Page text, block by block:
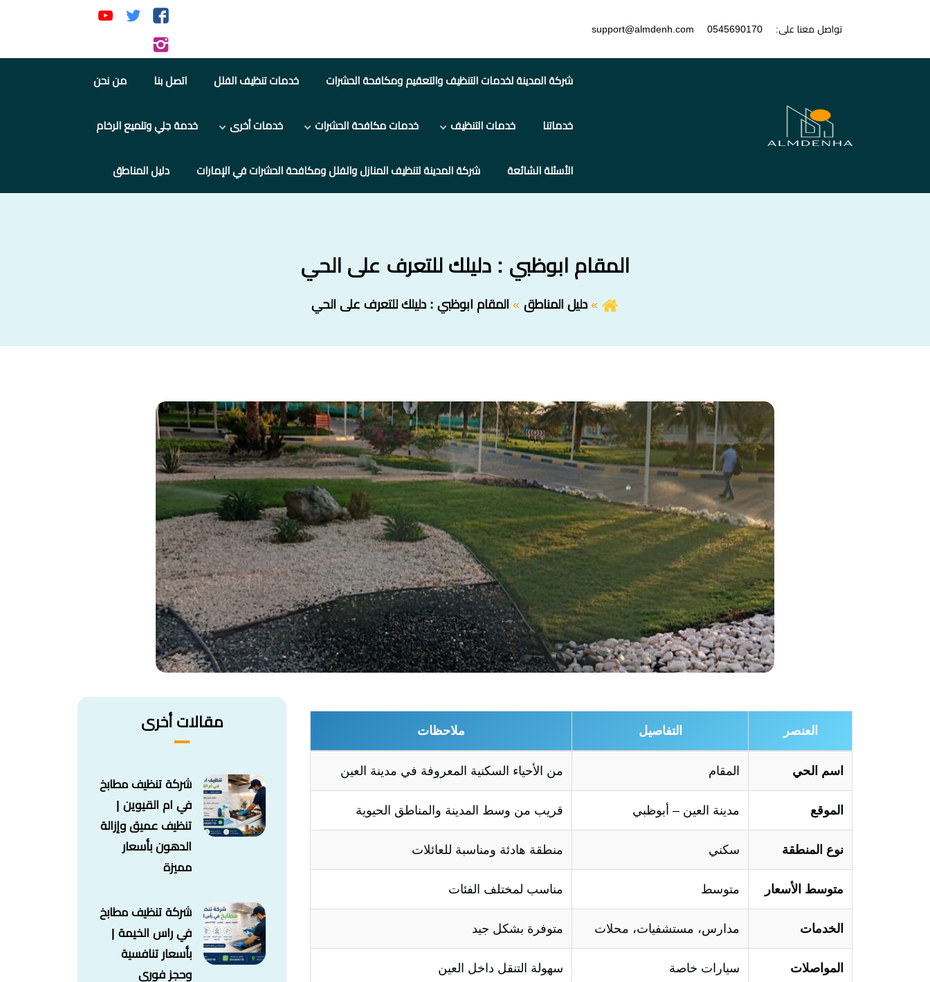
تواصل معنا على: 0545690170
support@almdenh.com
تابعنا
فيسبوك
تابعنا
تويتر يوتيوب
إنستجرام
شركة المدينة لخدمات التنظيف والتعقيم ومكافحة الحشرات خدمات تنظيف الفلل اتصل بنا من نحن
خدماتنا خدمات التنظيف خدمات مكافحة الحشرات خدمات أخرى خدمة جلي وتلميع الرخام
الأسئلة الشائعة شركة المدينة لتنظيف المنازل والفلل ومكافحة الحشرات في الإمارات دليل المناطق
المقام ابوظبي : دليلك للتعرف على الحي
دليل المناطق المقام ابوظبي : دليلك للتعرف على الحي
العنصر التفاصيل ملاحظات
اسم الحي المقام من الأحياء السكنية المعروفة في مدينة العين
الموقع مدينة العين – أبوظبي قريب من وسط المدينة والمناطق الحيوية
نوع المنطقة سكني منطقة هادئة ومناسبة للعائلات
متوسط الأسعار متوسط مناسب لمختلف الفئات
الخدمات مدارس، مستشفيات، محلات متوفرة بشكل جيد
المواصلات سيارات خاصة سهولة التنقل داخل العين
مقالات أخرى
شركة تنظيف مطابخ
في ام القيوين |
تنظيف عميق وإزالة
الدهون بأسعار
مميزة
شركة تنظيف مطابخ
في راس الخيمة |
بأسعار تنافسية
وحجز فوري